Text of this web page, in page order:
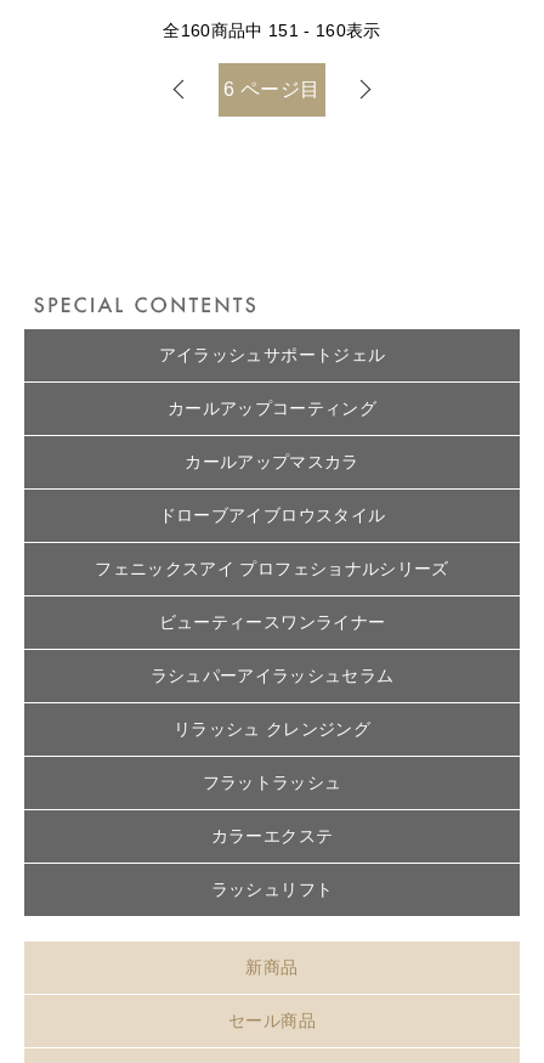
全160商品中 151 - 160表示
6ページ目
アイラッシュサポートジェル
カールアップコーティング
カールアップマスカラ
ドローブアイブロウスタイル
フェニックスアイ プロフェショナルシリーズ
ビューティースワンライナー
ラシュパーアイラッシュセラム
リラッシュ クレンジング
フラットラッシュ
カラーエクステ
ラッシュリフト
新商品
セール商品